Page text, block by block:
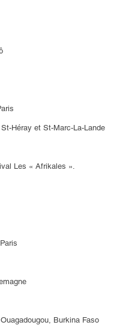
Héray et St-Marc-La-Lande
Les « Afrikales ».
Burkina Faso